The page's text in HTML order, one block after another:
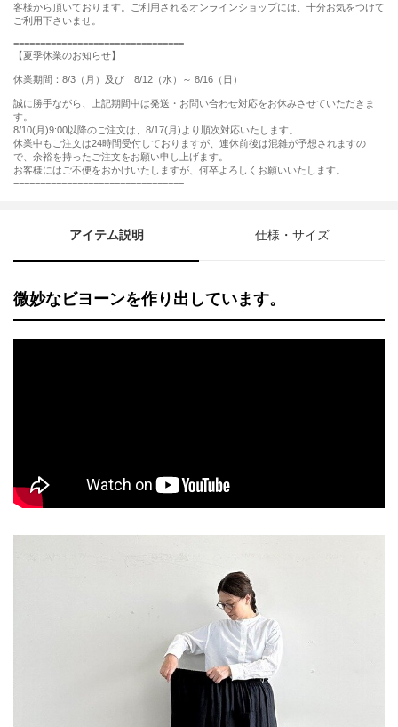
客様から頂いております。ご利用されるオンラインショップには、十分お気をつけて
ご利用下さいませ。
================================
【夏季休業のお知らせ】
休業期間：8/3（月）及び 8/12（水）～ 8/16（日）
誠に勝手ながら、上記期間中は発送・お問い合わせ対応をお休みさせていただきま
す。
8/10(月)9:00以降のご注文は、8/17(月)より順次対応いたします。
休業中もご注文は24時間受付しておりますが、連休前後は混雑が予想されますの
で、余裕を持ったご注文をお願い申し上げます。
お客様にはご不便をおかけいたしますが、何卒よろしくお願いいたします。
================================
アイテム説明 仕様・サイズ
微妙なビヨーンを作り出しています。